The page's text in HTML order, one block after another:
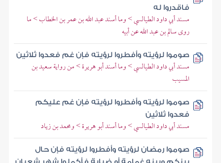
فاقدروا له
مسند أبي داود الطيالسي > وما أسند عبد الله بن عمر بن الخطاب > ما
روى سالم بن عبد الله عن أبيه
صوموا لرؤيته وأفطروا لرؤيته فإن غم فعدوا ثلاثين
مسند أبي داود الطيالسي > وما أسند أبو هريرة > من رواية سعيد بن
المسيب
صوموا لرؤيته وأفطروا لرؤيته فإن غم عليكم
فعدوا ثلاثين
مسند أبي داود الطيالسي > وما أسند أبو هريرة > ومحمد بن زياد
صوموا رمضان لرؤيته وأفطروا لرؤيته فإن حال